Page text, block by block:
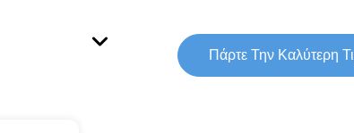
Πάρτε Την Καλύτερη